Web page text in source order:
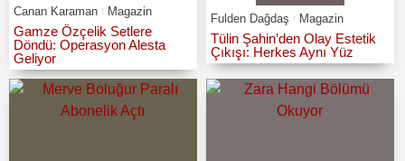
Canan Karaman Magazin
Gamze Özçelik Setlere
Döndü: Operasyon Alesta
Geliyor
Fulden Dağdaş Magazin
Tülin Şahin’den Olay Estetik
Çıkışı: Herkes Aynı Yüz